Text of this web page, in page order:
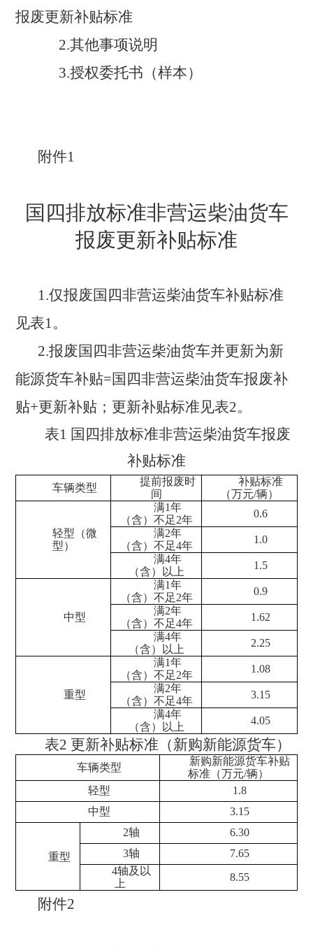
报废更新补贴标准
2.其他事项说明
3.授权委托书（样本）
附件1
国四排放标准非营运柴油货车
报废更新补贴标准
1.仅报废国四非营运柴油货车补贴标准
见表1。
2.报废国四非营运柴油货车并更新为新
能源货车补贴=国四非营运柴油货车报废补
贴+更新补贴；更新补贴标准见表2。
表1 国四排放标准非营运柴油货车报废
补贴标准
车辆类型
提前报废时
间
补贴标准
（万元/辆）
轻型（微
型）
满1年
（含）不足2年
0.6
满2年
（含）不足4年
1.0
满4年
（含）以上
1.5
中型
满1年
（含）不足2年
0.9
满2年
（含）不足4年
1.62
满4年
（含）以上
2.25
重型
满1年
（含）不足2年
1.08
满2年
（含）不足4年
3.15
满4年
（含）以上
4.05
表2 更新补贴标准（新购新能源货车）
车辆类型
新购新能源货车补贴
标准（万元/辆）
轻型
1.8
中型
3.15
重型
2轴
6.30
3轴
7.65
4轴及以
上
8.55
附件2